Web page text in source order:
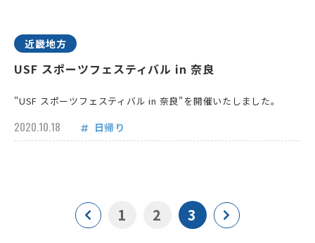
近畿地方
USF スポーツフェスティバル in 奈良
"USF スポーツフェスティバル in 奈良"を開催いたしました。
2020.10.18 日帰り
1 2 3